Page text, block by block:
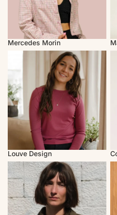
Mercedes Morin
Louve Design
Louve Design
Atelier B